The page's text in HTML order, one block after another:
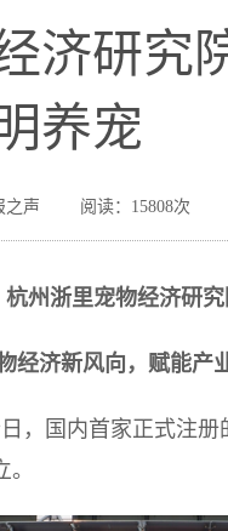
济研究
养宠
之声 阅读：15808次
杭州浙里宠物经济研
经济新风向，赋能产
，国内首家正式注